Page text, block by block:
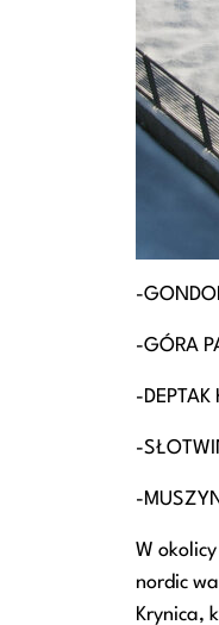
-
-GÓRA
-DEPTAK
-
-
W
nordic
Krynica,